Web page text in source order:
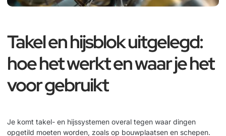
Takel en hijsblok uitgelegd:
hoe het werkt en waar je het
voor gebruikt
Je komt takel- en hijssystemen overal tegen waar dingen
opgetild moeten worden, zoals op bouwplaatsen en schepen.